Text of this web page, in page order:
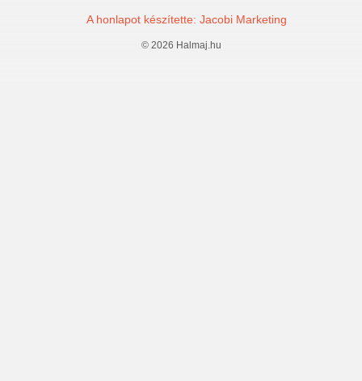
A honlapot készítette: Jacobi Marketing
© 2026 Halmaj.hu